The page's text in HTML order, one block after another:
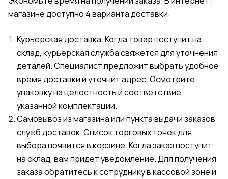
магазине доступно 4 варианта доставки:
Курьерская доставка. Когда товар поступит на
склад, курьерская служба свяжется для уточнения
деталей. Специалист предложит выбрать удобное
время доставки и уточнит адрес. Осмотрите
упаковку на целостность и соответствие
указанной комплектации.
Самовывоз из магазина или пункта выдачи заказов
служб доставок. Список торговых точек для
выбора появится в корзине. Когда заказ поступит
на склад, вам придет уведомление. Для получения
заказа обратитесь к сотруднику в кассовой зоне и